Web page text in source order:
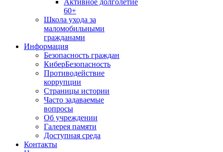
Активное долголетие
60+
Школа ухода за
маломобильными
гражданами
Информация
Безопасность граждан
КиберБезопасность
Противодействие
коррупции
Страницы истории
Часто задаваемые
вопросы
Об учреждении
Галерея памяти
Доступная среда
Контакты